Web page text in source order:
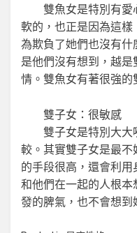
雙魚女是特別有愛
軟的，也正是因為這
為欺負了她們也沒有
是他們沒有想到，越
情。雙魚女有著很強的
雙子女：很敏感
雙子女是特別大大
較。其實雙子女是最
的手段很高，還會利
和他們在一起的人根
發的脾氣，也不會想到